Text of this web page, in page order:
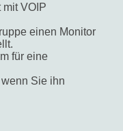
mit VOIP
einen Monitor
für eine
Sie ihn